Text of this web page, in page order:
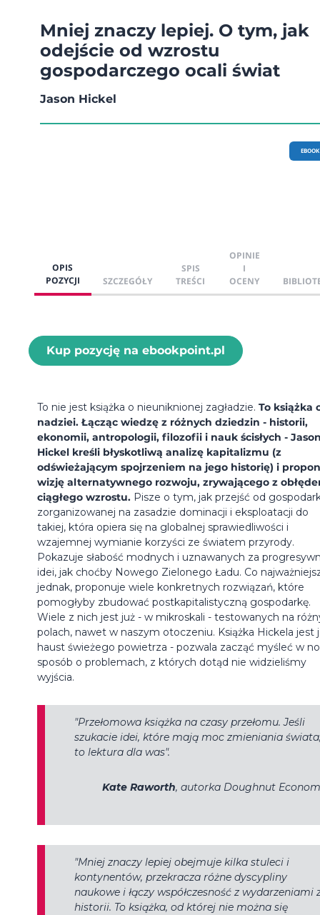
Mniej znaczy lepiej. O tym, jak
odejście od wzrostu
gospodarczego ocali świat
Jason Hickel
EBOOK
OPIS
POZYCJI
SZCZEGÓŁY
SPIS
TREŚCI
OPINIE
I
OCENY
Kup pozycję na ebookpoint.pl
To nie jest książka o nieuniknionej zagładzie. To książka
nadziei. Łącząc wiedzę z różnych dziedzin - historii,
ekonomii, antropologii, filozofii i nauk ścisłych -
Hickel kreśli błyskotliwą analizę kapitalizmu (z
odświeżającym spojrzeniem na jego historię) i
wizję alternatywnego rozwoju, zrywającego z
ciągłego wzrostu. Pisze o tym, jak przejść od
zorganizowanej na zasadzie dominacji i eksploatacji do
takiej, która opiera się na globalnej sprawiedliwości i
wzajemnej wymianie korzyści ze światem przyrody.
Pokazuje słabość modnych i uznawanych za
idei, jak choćby Nowego Zielonego Ładu. Co
jednak, proponuje wiele konkretnych rozwiązań, które
pomogłyby zbudować postkapitalistyczną gospodarkę.
Wiele z nich jest już - w mikroskali - testowanych na
polach, nawet w naszym otoczeniu. Książka Hickela jest
haust świeżego powietrza - pozwala zacząć myśleć w
sposób o problemach, z których dotąd nie widzieliśmy
wyjścia.
"Przełomowa książka na czasy przełomu. Jeśli
szukacie idei, które mają moc zmieniania
to lektura dla was".
Kate Raworth, autorka Doughnut
"Mniej znaczy lepiej obejmuje kilka stuleci i
kontynentów, przekracza różne dyscypliny
naukowe i łączy współczesność z wydarzeniami
historii. To książka, od której nie można się